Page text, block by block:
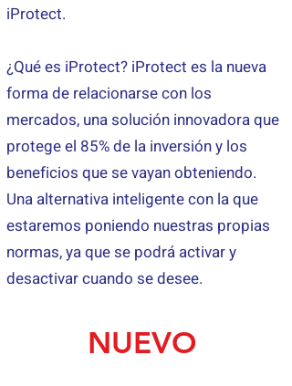
iProtect.
¿Qué es iProtect? iProtect es la nueva
forma de relacionarse con los
mercados, una solución innovadora que
protege el 85% de la inversión y los
beneficios que se vayan obteniendo.
Una alternativa inteligente con la que
estaremos poniendo nuestras propias
normas, ya que se podrá activar y
desactivar cuando se desee.
NUEVO